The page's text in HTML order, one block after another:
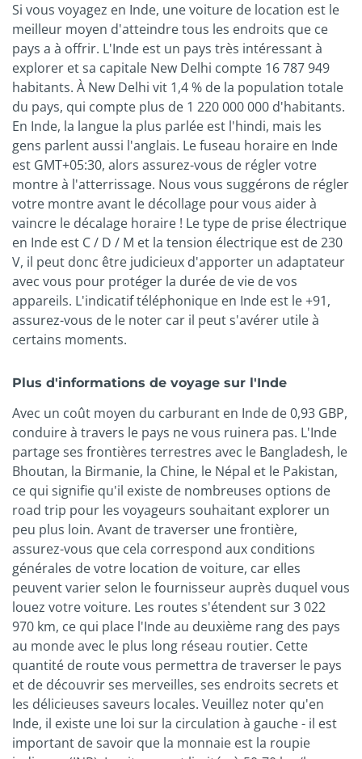
Si vous voyagez en Inde, une voiture de location est le
meilleur moyen d'atteindre tous les endroits que ce
pays a à offrir. L'Inde est un pays très intéressant à
explorer et sa capitale New Delhi compte 16 787 949
habitants. À New Delhi vit 1,4 % de la population totale
du pays, qui compte plus de 1 220 000 000 d'habitants.
En Inde, la langue la plus parlée est l'hindi, mais les
gens parlent aussi l'anglais. Le fuseau horaire en Inde
est GMT+05:30, alors assurez-vous de régler votre
montre à l'atterrissage. Nous vous suggérons de régler
votre montre avant le décollage pour vous aider à
vaincre le décalage horaire ! Le type de prise électrique
en Inde est C / D / M et la tension électrique est de 230
V, il peut donc être judicieux d'apporter un adaptateur
avec vous pour protéger la durée de vie de vos
appareils. L'indicatif téléphonique en Inde est le +91,
assurez-vous de le noter car il peut s'avérer utile à
certains moments.
Plus d'informations de voyage sur l'Inde
Avec un coût moyen du carburant en Inde de 0,93 GBP,
conduire à travers le pays ne vous ruinera pas. L'Inde
partage ses frontières terrestres avec le Bangladesh, le
Bhoutan, la Birmanie, la Chine, le Népal et le Pakistan,
ce qui signifie qu'il existe de nombreuses options de
road trip pour les voyageurs souhaitant explorer un
peu plus loin. Avant de traverser une frontière,
assurez-vous que cela correspond aux conditions
générales de votre location de voiture, car elles
peuvent varier selon le fournisseur auprès duquel vous
louez votre voiture. Les routes s'étendent sur 3 022
970 km, ce qui place l'Inde au deuxième rang des pays
au monde avec le plus long réseau routier. Cette
quantité de route vous permettra de traverser le pays
et de découvrir ses merveilles, ses endroits secrets et
les délicieuses saveurs locales. Veuillez noter qu'en
Inde, il existe une loi sur la circulation à gauche - il est
important de savoir que la monnaie est la roupie